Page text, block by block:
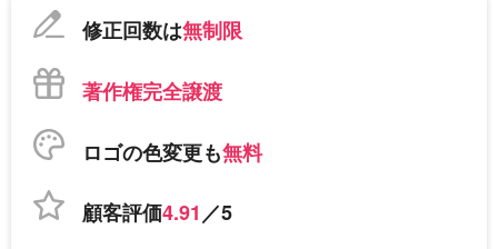
修正回数は無制限
著作権完全譲渡
ロゴの色変更も無料
顧客評価4.91／5